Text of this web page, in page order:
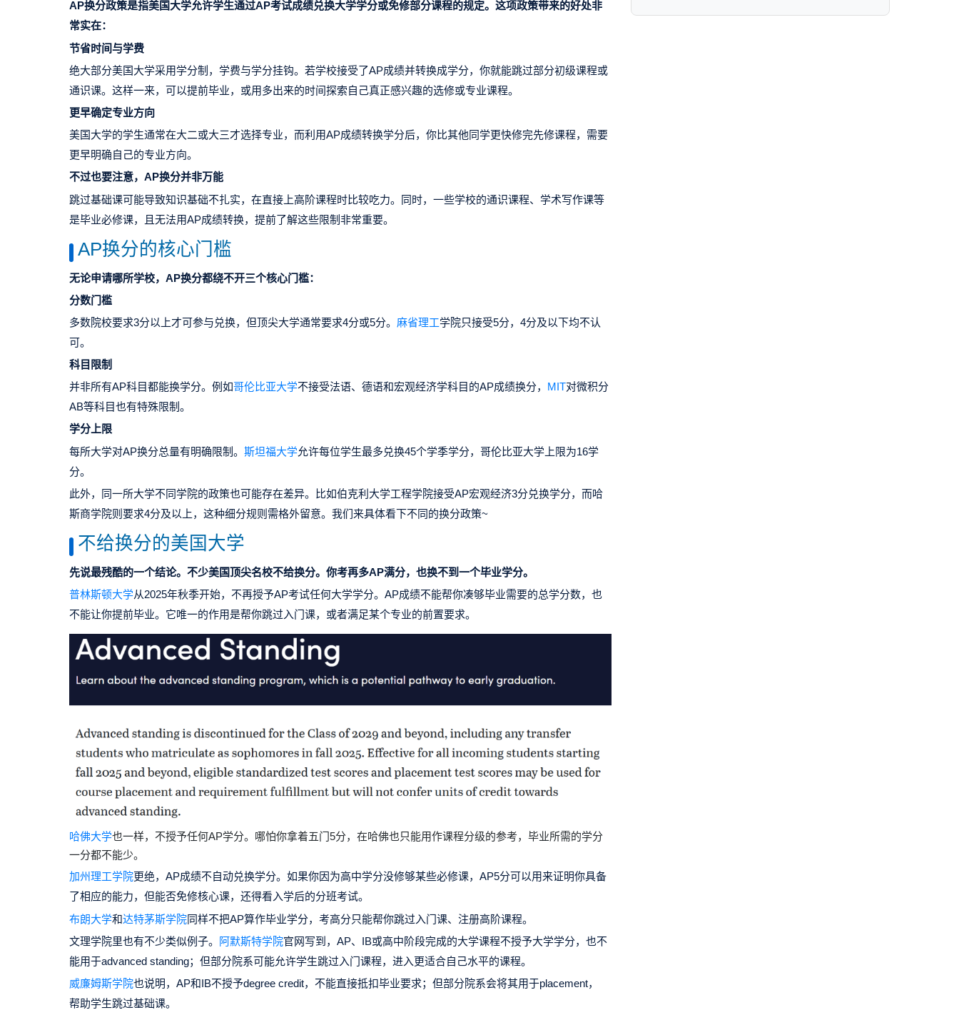
AP换分政策是指美国大学允许学生通过AP考试成绩兑换大学学分或免修部分课程的规定。这项政策带来的好处非
常实在：
节省时间与学费
绝大部分美国大学采用学分制，学费与学分挂钩。若学校接受了AP成绩并转换成学分，你就能跳过部分初级课程或
通识课。这样一来，可以提前毕业，或用多出来的时间探索自己真正感兴趣的选修或专业课程。
更早确定专业方向
美国大学的学生通常在大二或大三才选择专业，而利用AP成绩转换学分后，你比其他同学更快修完先修课程，需要
更早明确自己的专业方向。
不过也要注意，AP换分并非万能
跳过基础课可能导致知识基础不扎实，在直接上高阶课程时比较吃力。同时，一些学校的通识课程、学术写作课等
是毕业必修课，且无法用AP成绩转换，提前了解这些限制非常重要。
AP换分的核心门槛
无论申请哪所学校，AP换分都绕不开三个核心门槛：
分数门槛
多数院校要求3分以上才可参与兑换，但顶尖大学通常要求4分或5分。 麻省理工学院只接受5分，4分及以下均不认
可。
科目限制
并非所有AP科目都能换学分。例如哥伦比亚大学不接受法语、德语和宏观经济学科目的AP成绩换分， MIT对微积分
AB等科目也有特殊限制。
学分上限
每所大学对AP换分总量有明确限制。 斯坦福大学允许每位学生最多兑换45个学季学分，哥伦比亚大学上限为16学
分。
此外，同一所大学不同学院的政策也可能存在差异。比如伯克利大学工程学院接受AP宏观经济3分兑换学分，而哈
斯商学院则要求4分及以上，这种细分规则需格外留意。我们来具体看下不同的换分政策~
不给换分的美国大学
先说最残酷的一个结论。 不少美国顶尖名校不给换分。你考再多AP满分，也换不到一个毕业学分。
普林斯顿大学从2025年秋季开始，不再授予AP考试任何大学学分。AP成绩不能帮你凑够毕业需要的总学分数，也
不能让你提前毕业。它唯一的作用是帮你跳过入门课，或者满足某个专业的前置要求。
哈佛大学也一样，不授予任何AP学分。哪怕你拿着五门5分，在哈佛也只能用作课程分级的参考，毕业所需的学分
一分都不能少。
加州理工学院更绝，AP成绩不自动兑换学分。如果你因为高中学分没修够某些必修课，AP5分可以用来证明你具备
了相应的能力，但能否免修核心课，还得看入学后的分班考试。
布朗大学和达特茅斯学院同样不把AP算作毕业学分，考高分只能帮你跳过入门课、注册高阶课程。
文理学院里也有不少类似例子。
阿默斯特学院官网写到，AP、IB或高中阶段完成的大学课程不授予大学学分，也不
能用于advanced standing；但部分院系可能允许学生跳过入门课程，进入更适合自己水平的课程。
威廉姆斯学院也说明，AP和IB不授予degree credit，不能直接抵扣毕业要求；但部分院系会将其用于placement，
帮助学生跳过基础课。